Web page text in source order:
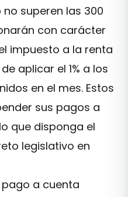
superen las 300
con carácter
impuesto a la renta
aplicar el 1% a los
en el mes. Estos
sus pagos a
que disponga el
legislativo en
a cuenta